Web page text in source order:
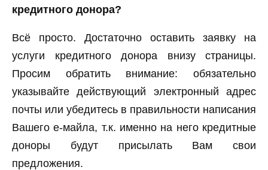
кредитного донора?
Всё просто. Достаточно оставить заявку на
услуги кредитного донора внизу страницы.
Просим обратить внимание: обязательно
указывайте действующий электронный адрес
почты или убедитесь в правильности написания
Вашего е-майла, т.к. именно на него кредитные
доноры будут присылать Вам свои
предложения.